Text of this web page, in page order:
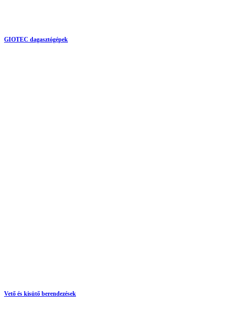
GIOTEC dagasztógépek
Vető és kisütő berendezések